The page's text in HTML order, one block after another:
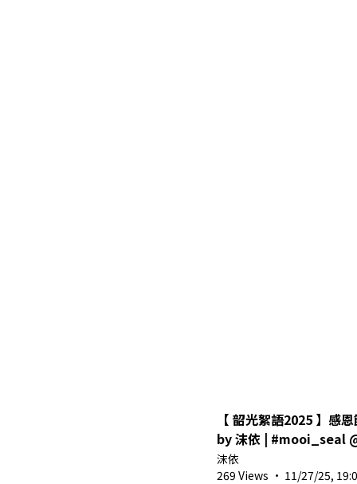
【 韶光絮語2025 】感
by 沫依 | #mooi_seal @
#vtuber #shorts #馬
絮語2025
沫依
269 Views · 11/27/25,